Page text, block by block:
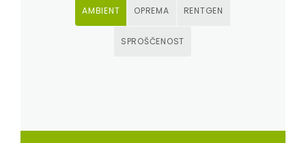
AMBIENT OPREMA RENTGEN
SPROŠČENOST